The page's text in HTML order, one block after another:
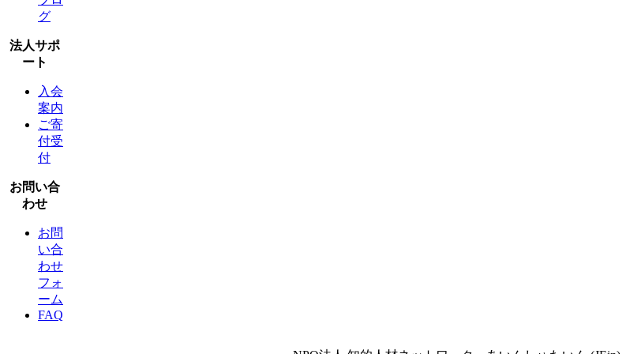
グ
法人サポ
ート
入会
案内
ご寄
付受
付
お問い合
わせ
お問
い合
わせ
フォ
ーム
FAQ